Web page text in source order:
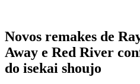
Novos remakes de
Away e Red River
do isekai shoujo